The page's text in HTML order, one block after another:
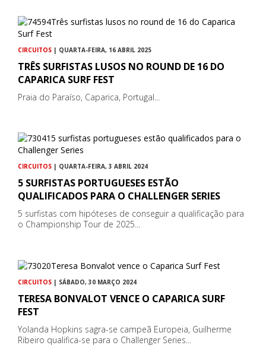
CIRCUITOS | QUARTA-FEIRA, 16 ABRIL 2025
TRÊS SURFISTAS LUSOS NO ROUND DE 16 DO
CAPARICA SURF FEST
Praia do Paraíso, Caparica, Portugal...
CIRCUITOS | QUARTA-FEIRA, 3 ABRIL 2024
5 SURFISTAS PORTUGUESES ESTÃO
QUALIFICADOS PARA O CHALLENGER SERIES
5 surfistas com hipóteses de conseguir a qualificação para
o Championship Tour de 2025...
CIRCUITOS | SÁBADO, 30 MARÇO 2024
TERESA BONVALOT VENCE O CAPARICA SURF
FEST
Yolanda Hopkins sagra-se campeã Europeia, Guilherme
Ribeiro qualifica-se para o Challenger Series...